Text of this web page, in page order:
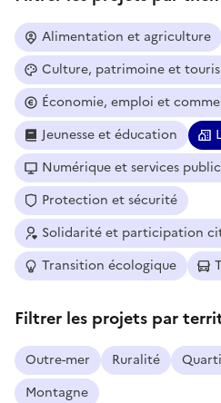
Alimentation et agriculture
Culture, patrimoine et
Économie, emploi et
Jeunesse et éducation
Numérique et services
Protection et sécurité
Solidarité et participation
Transition écologique
Filtrer les projets par
Outre-mer Ruralité
Montagne